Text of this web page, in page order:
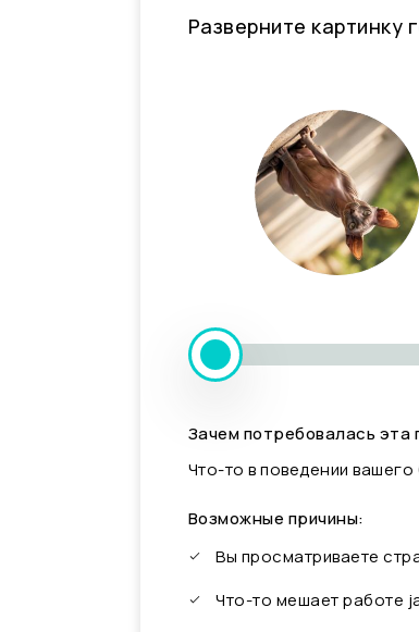
Разверните картинку
Зачем потребовалась эта
Что-то в поведении
Возможные причины:
Вы просматриваете
Что-то мешает работе